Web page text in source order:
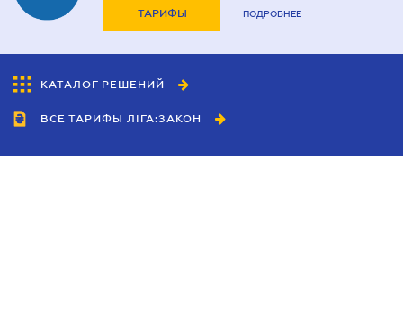
ТАРИФЫ ПОДРОБНЕЕ
КАТАЛОГ РЕШЕНИЙ
ВСЕ ТАРИФЫ ЛІГА:ЗАКОН